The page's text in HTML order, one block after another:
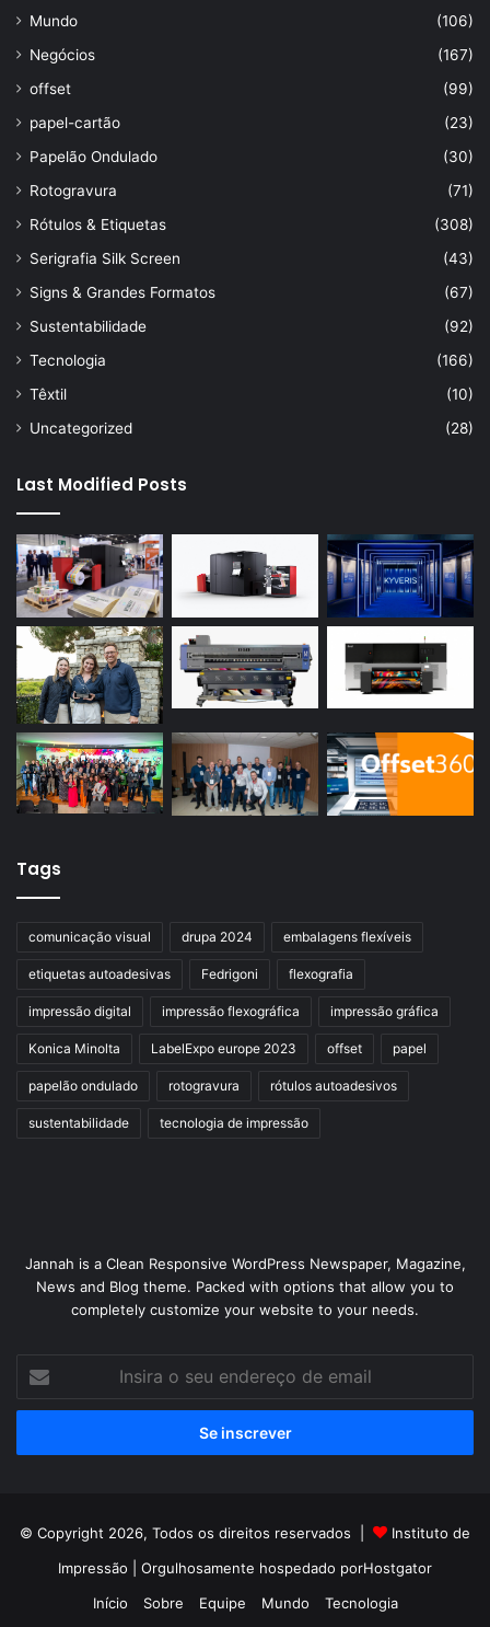
Mundo
(106)
Negócios
(167)
offset
(99)
papel-cartão
(23)
Papelão Ondulado
(30)
Rotogravura
(71)
Rótulos & Etiquetas
(308)
Serigrafia Silk Screen
(43)
Signs & Grandes Formatos
(67)
Sustentabilidade
(92)
Tecnologia
(166)
Têxtil
(10)
Uncategorized
(28)
Last Modified Posts
Tags
comunicação visual drupa 2024 embalagens flexíveis
etiquetas autoadesivas Fedrigoni flexografia
impressão digital impressão flexográfica impressão gráfica
Konica Minolta LabelExpo europe 2023 offset papel
papelão ondulado rotogravura rótulos autoadesivos
sustentabilidade tecnologia de impressão
Jannah is a Clean Responsive WordPress Newspaper, Magazine,
News and Blog theme. Packed with options that allow you to
completely customize your website to your needs.
seu
de
© Copyright 2026, Todos os direitos reservados |
Instituto de
Impressão | Orgulhosamente hospedado porHostgator
Início
Sobre Equipe Mundo Tecnologia